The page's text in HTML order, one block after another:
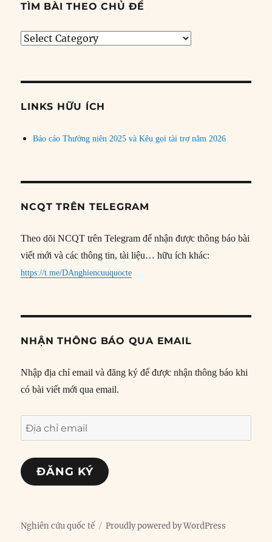
TÌM BÀI THEO CHỦ ĐỀ
Tìm
đề
LINKS HỮU ÍCH
Báo cáo Thường niên 2025 và Kêu gọi tài trợ năm 2026
NCQT TRÊN TELEGRAM
Theo dõi NCQT trên Telegram để nhận được thông báo bài
viết mới và các thông tin, tài liệu… hữu ích khác:
https://t.me/DAnghiencuuquocte
NHẬN THÔNG BÁO QUA EMAIL
Nhập địa chỉ email và đăng ký để được nhận thông báo khi
có bài viết mới qua email.
Địa
chỉ
email
ĐĂNG KÝ
Nghiên cứu quốc tế Proudly powered by WordPress